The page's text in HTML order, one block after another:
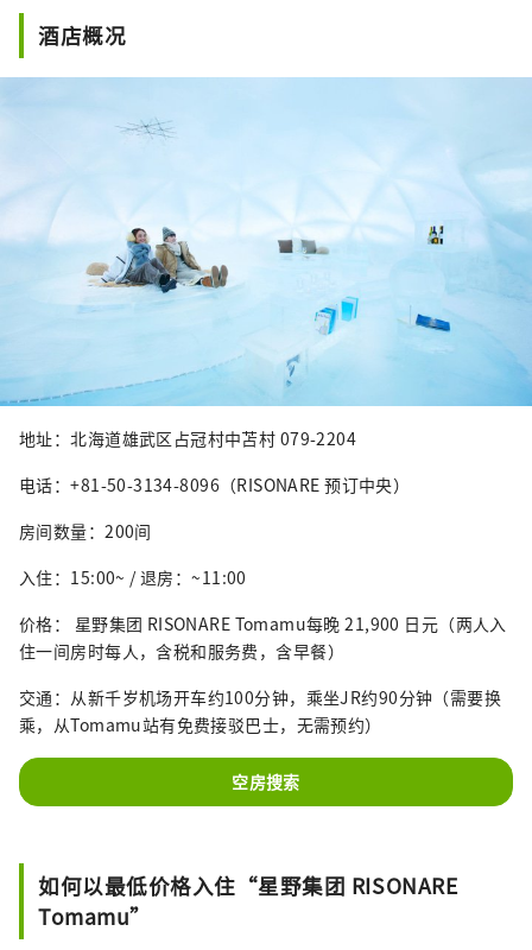
酒店概况
地址：北海道雄武区占冠村中苫村 079-2204
电话：+81-50-3134-8096（RISONARE 预订中央）
房间数量：200间
入住：15:00~ / 退房：~11:00
价格： 星野集团 RISONARE Tomamu每晚 21,900 日元（两人入
住一间房时每人，含税和服务费，含早餐）
交通：从新千岁机场开车约100分钟，乘坐JR约90分钟（需要换
乘，从Tomamu站有免费接驳巴士，无需预约）
空房搜索
如何以最低价格入住“星野集团 RISONARE
Tomamu”